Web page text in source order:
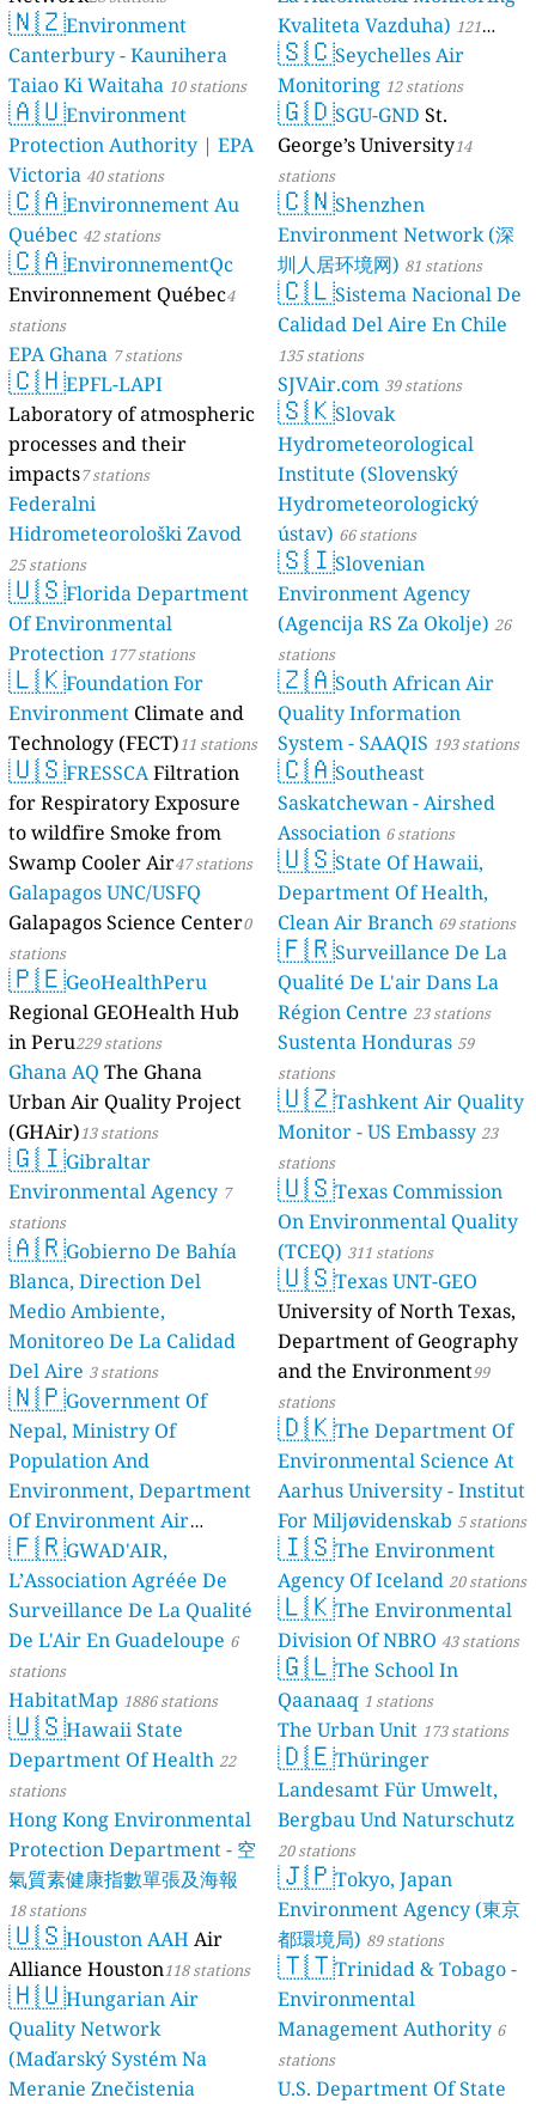
🇳🇿Environment
Canterbury - Kaunihera
Taiao Ki Waitaha 10 stations
🇦🇺Environment
Protection Authority | EPA
Victoria 40 stations
🇨🇦Environnement Au
Québec 42 stations
🇨🇦EnvironnementQc
Environnement Québec4
stations
EPA Ghana 7 stations
🇨🇭EPFL-LAPI
Laboratory of atmospheric
processes and their
impacts7 stations
Federalni
Hidrometeorološki Zavod
25 stations
🇺🇸Florida Department
Of Environmental
Protection 177 stations
🇱🇰Foundation For
Environment Climate and
Technology (FECT)11 stations
🇺🇸FRESSCAFiltration
for Respiratory Exposure
to wildfire Smoke from
Swamp Cooler Air47 stations
Galapagos UNC/USFQ
Galapagos Science Center0
stations
🇵🇪GeoHealthPeru
Regional GEOHealth Hub
in Peru229 stations
Ghana AQ The Ghana
Urban Air Quality Project
(GHAir)13 stations
🇬🇮Gibraltar
Environmental Agency 7
stations
🇦🇷Gobierno De Bahía
Blanca, Direction Del
Medio Ambiente,
Monitoreo De La Calidad
Del Aire 3 stations
🇳🇵Government Of
Nepal, Ministry Of
Population And
Environment, Department
Of Environment Air
Quality Monitoring
stations
🇫🇷GWAD'AIR,
L’Association Agréée De
Surveillance De La Qualité
De L'Air En Guadeloupe 6
stations
HabitatMap 1886 stations
🇺🇸Hawaii State
Department Of Health 22
stations
Hong Kong Environmental
Protection Department - 空
氣質素健康指數單張及海報
18 stations
🇺🇸Houston AAH Air
Alliance Houston118 stations
🇭🇺Hungarian Air
Quality Network
(Maďarský Systém Na
Meranie Znečistenia
Kvaliteta Vazduha) 121
stations
🇸🇨Seychelles Air
Monitoring 12 stations
🇬🇩SGU-GND St.
George’s University14
stations
🇨🇳Shenzhen
Environment Network (深
圳人居环境网) 81 stations
🇨🇱Sistema Nacional De
Calidad Del Aire En Chile
135 stations
SJVAir.com 39 stations
🇸🇰Slovak
Hydrometeorological
Institute (Slovenský
Hydrometeorologický
ústav) 66 stations
🇸🇮Slovenian
Environment Agency
(Agencija RS Za Okolje) 26
stations
🇿🇦South African Air
Quality Information
System - SAAQIS 193 stations
🇨🇦Southeast
Saskatchewan - Airshed
Association 6 stations
🇺🇸State Of Hawaii,
Department Of Health,
Clean Air Branch 69 stations
🇫🇷Surveillance De La
Qualité De L'air Dans La
Région Centre 23 stations
Sustenta Honduras 59
stations
🇺🇿Tashkent Air Quality
Monitor - US Embassy 23
stations
🇺🇸Texas Commission
On Environmental Quality
(TCEQ) 311 stations
🇺🇸Texas UNT-GEO
University of North Texas,
Department of Geography
and the Environment99
stations
🇩🇰The Department Of
Environmental Science At
Aarhus University - Institut
For Miljøvidenskab 5 stations
🇮🇸The Environment
Agency Of Iceland 20 stations
🇱🇰The Environmental
Division Of NBRO 43 stations
🇬🇱The School In
Qaanaaq 1 stations
The Urban Unit 173 stations
🇩🇪Thüringer
Landesamt Für Umwelt,
Bergbau Und Naturschutz
20 stations
🇯🇵Tokyo, Japan
Environment Agency (東京
都環境局) 89 stations
🇹🇹Trinidad & Tobago -
Environmental
Management Authority 6
stations
U.S. Department Of State